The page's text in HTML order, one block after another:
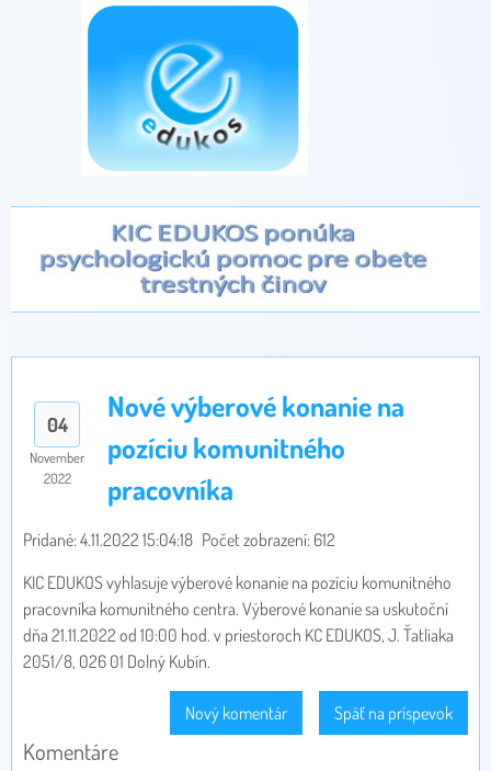
04
November
2022
Nové výberové konanie na
pozíciu komunitného
pracovníka
Pridané: 4.11.2022 15:04:18 Počet zobrazení: 612
KIC EDUKOS vyhlasuje výberové konanie na pozíciu komunitného
pracovníka komunitného centra. Výberové konanie sa uskutoční
dňa 21.11.2022 od 10:00 hod. v priestoroch KC EDUKOS, J. Ťatliaka
2051/8, 026 01 Dolný Kubín.
Späť na príspevok
Nový komentár
Komentáre